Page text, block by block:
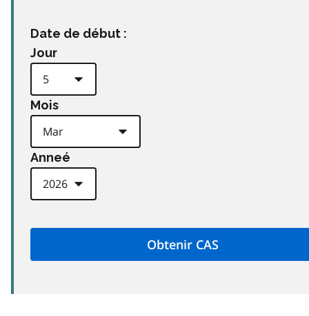
Date de début :
Jour
Mois
Anneé